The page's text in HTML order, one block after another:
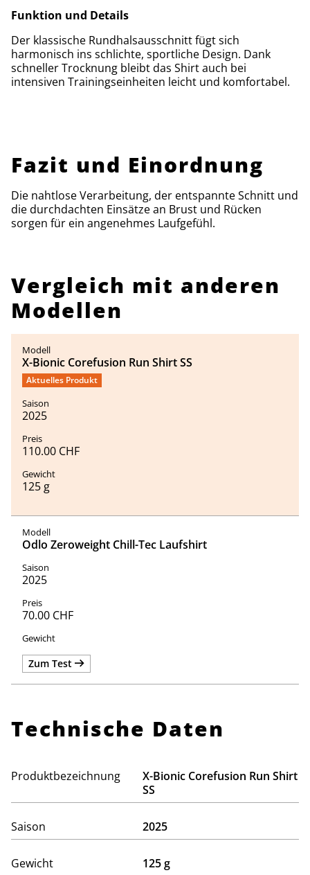
Funktion und Details
Der klassische Rundhalsausschnitt fügt sich
harmonisch ins schlichte, sportliche Design. Dank
schneller Trocknung bleibt das Shirt auch bei
intensiven Trainingseinheiten leicht und komfortabel.
Fazit und Einordnung
Die nahtlose Verarbeitung, der entspannte Schnitt und
die durchdachten Einsätze an Brust und Rücken
sorgen für ein angenehmes Laufgefühl.
Vergleich mit anderen
Modellen
X-Bionic Corefusion Run Shirt SS
Aktuelles Produkt
2025
110.00 CHF
125 g
Odlo Zeroweight Chill-Tec Laufshirt
2025
70.00 CHF
Zum Test
Technische Daten
Produktbezeichnung
X-Bionic Corefusion Run Shirt
SS
Saison 2025
Gewicht 125 g